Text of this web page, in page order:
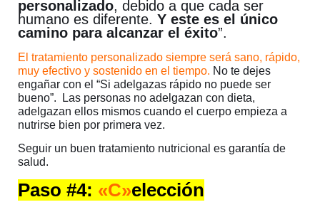
personalizado, debido a que cada ser
humano es diferente. Y este es el único
camino para alcanzar el éxito”.
El tratamiento personalizado siempre será sano, rápido,
muy efectivo y sostenido en el tiempo. No te dejes
engañar con el “Si adelgazas rápido no puede ser
bueno”. Las personas no adelgazan con dieta,
adelgazan ellos mismos cuando el cuerpo empieza a
nutrirse bien por primera vez.
Seguir un buen tratamiento nutricional es garantía de
salud.
Paso #4: «C»elección